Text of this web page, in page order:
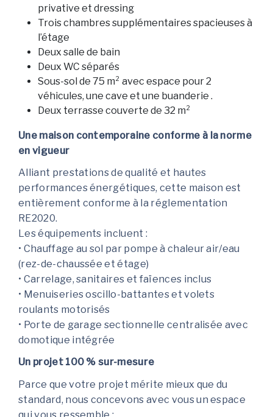
privative et dressing
Trois chambres supplémentaires spacieuses à
l’étage
Deux salle de bain
Deux WC séparés
Sous-sol de 75 m² avec espace pour 2
véhicules, une cave et une buanderie .
Deux terrasse couverte de 32 m²
Une maison contemporaine conforme à la norme
en vigueur
Alliant prestations de qualité et hautes
performances énergétiques, cette maison est
entièrement conforme à la réglementation
RE2020.
Les équipements incluent :
• Chauffage au sol par pompe à chaleur air/eau
(rez-de-chaussée et étage)
• Carrelage, sanitaires et faïences inclus
• Menuiseries oscillo-battantes et volets
roulants motorisés
• Porte de garage sectionnelle centralisée avec
domotique intégrée
Un projet 100 % sur-mesure
Parce que votre projet mérite mieux que du
standard, nous concevons avec vous un espace
qui vous ressemble :